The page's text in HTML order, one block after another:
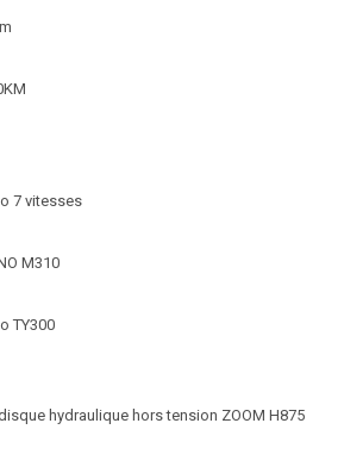
7 vitesses
M310
TY300
hydraulique hors tension ZOOM H875